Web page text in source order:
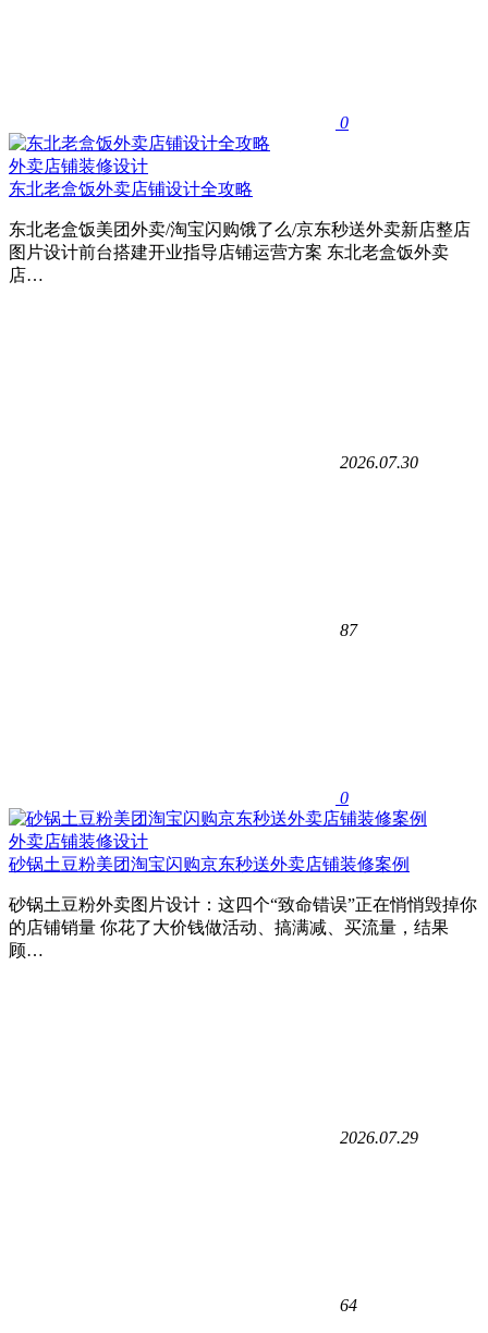
0
外卖店铺装修设计
东北老盒饭外卖店铺设计全攻略
东北老盒饭美团外卖/淘宝闪购饿了么/京东秒送外卖新店整店
图片设计前台搭建开业指导店铺运营方案 东北老盒饭外卖
店…
2026.07.30
87
0
外卖店铺装修设计
砂锅土豆粉美团淘宝闪购京东秒送外卖店铺装修案例
砂锅土豆粉外卖图片设计：这四个“致命错误”正在悄悄毁掉你
的店铺销量 你花了大价钱做活动、搞满减、买流量，结果
顾…
2026.07.29
64